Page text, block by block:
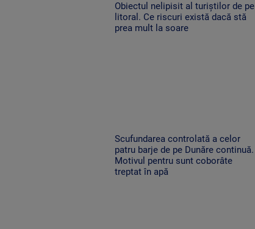
Obiectul nelipisit al turiștilor de pe
litoral. Ce riscuri există dacă stă
prea mult la soare
Scufundarea controlată a celor
patru barje de pe Dunăre continuă.
Motivul pentru sunt coborâte
treptat în apă